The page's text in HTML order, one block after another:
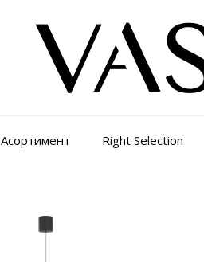
Асортимент Right Selection